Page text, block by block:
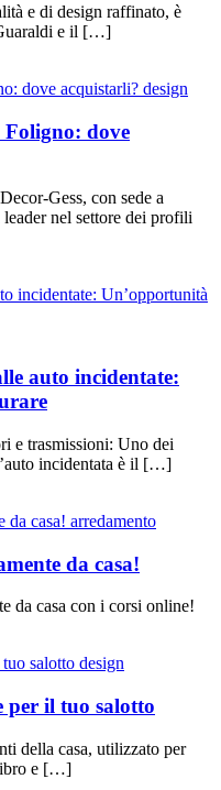
e di design raffinato, è
e il […]
design
dove
Gess, con sede a
nel settore dei profili
auto incidentate:
e trasmissioni: Uno dei
incidentata è il […]
arredamento
da casa!
da casa con i corsi online!
design
per il tuo salotto
della casa, utilizzato per
libro e […]